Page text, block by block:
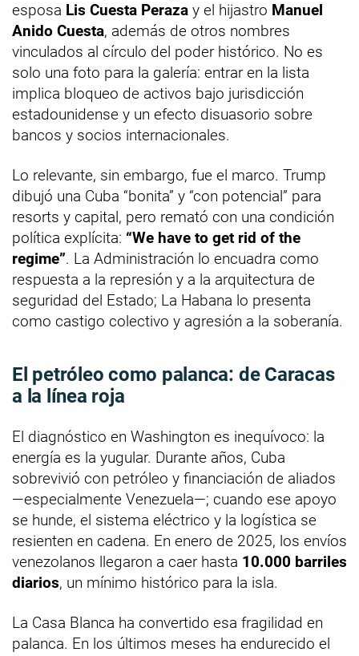
esposa Lis Cuesta Peraza y el hijastro Manuel
Anido Cuesta, además de otros nombres
vinculados al círculo del poder histórico. No es
solo una foto para la galería: entrar en la lista
implica bloqueo de activos bajo jurisdicción
estadounidense y un efecto disuasorio sobre
bancos y socios internacionales.
Lo relevante, sin embargo, fue el marco. Trump
dibujó una Cuba “bonita” y “con potencial” para
resorts y capital, pero remató con una condición
política explícita: “We have to get rid of the
regime”. La Administración lo encuadra como
respuesta a la represión y a la arquitectura de
seguridad del Estado; La Habana lo presenta
como castigo colectivo y agresión a la soberanía.
El petróleo como palanca: de Caracas
a la línea roja
El diagnóstico en Washington es inequívoco: la
energía es la yugular. Durante años, Cuba
sobrevivió con petróleo y financiación de aliados
—especialmente Venezuela—; cuando ese apoyo
se hunde, el sistema eléctrico y la logística se
resienten en cadena. En enero de 2025, los envíos
venezolanos llegaron a caer hasta 10.000 barriles
diarios, un mínimo histórico para la isla.
La Casa Blanca ha convertido esa fragilidad en
palanca. En los últimos meses ha endurecido el